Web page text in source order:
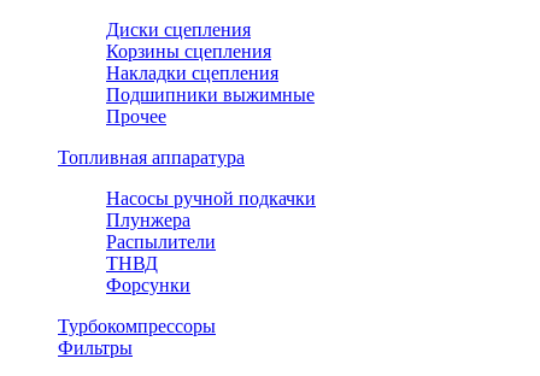
Диски сцепления
Корзины сцепления
Накладки сцепления
Подшипники выжимные
Прочее
Топливная аппаратура
Насосы ручной подкачки
Плунжера
Распылители
ТНВД
Форсунки
Турбокомпрессоры
Фильтры